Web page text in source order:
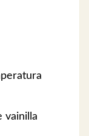
vainilla